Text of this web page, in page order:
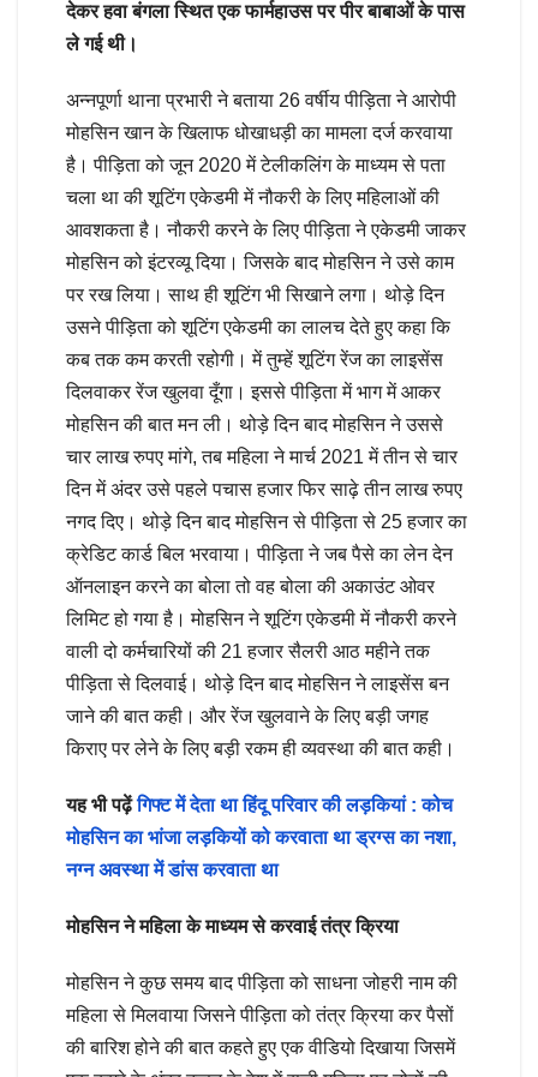
देकर हवा बंगला स्थित एक फार्महाउस पर पीर बाबाओं के पास
ले गई थी।
अन्नपूर्णा थाना प्रभारी ने बताया 26 वर्षीय पीड़िता ने आरोपी
मोहसिन खान के खिलाफ धोखाधड़ी का मामला दर्ज करवाया
है। पीड़िता को जून 2020 में टेलीकलिंग के माध्यम से पता
चला था की शूटिंग एकेडमी में नौकरी के लिए महिलाओं की
आवशकता है। नौकरी करने के लिए पीड़िता ने एकेडमी जाकर
मोहसिन को इंटरव्यू दिया। जिसके बाद मोहसिन ने उसे काम
पर रख लिया। साथ ही शूटिंग भी सिखाने लगा। थोड़े दिन
उसने पीड़िता को शूटिंग एकेडमी का लालच देते हुए कहा कि
कब तक कम करती रहोगी। में तुम्हें शूटिंग रेंज का लाइसेंस
दिलवाकर रेंज खुलवा दूँगा। इससे पीड़िता में भाग में आकर
मोहसिन की बात मन ली। थोड़े दिन बाद मोहसिन ने उससे
चार लाख रुपए मांगे, तब महिला ने मार्च 2021 में तीन से चार
दिन में अंदर उसे पहले पचास हजार फिर साढ़े तीन लाख रुपए
नगद दिए। थोड़े दिन बाद मोहसिन से पीड़िता से 25 हजार का
क्रेडिट कार्ड बिल भरवाया। पीड़िता ने जब पैसे का लेन देन
ऑनलाइन करने का बोला तो वह बोला की अकाउंट ओवर
लिमिट हो गया है। मोहसिन ने शूटिंग एकेडमी में नौकरी करने
वाली दो कर्मचारियों की 21 हजार सैलरी आठ महीने तक
पीड़िता से दिलवाई। थोड़े दिन बाद मोहसिन ने लाइसेंस बन
जाने की बात कही। और रेंज खुलवाने के लिए बड़ी जगह
किराए पर लेने के लिए बड़ी रकम ही व्यवस्था की बात कही।
यह भी पढ़ेंगिफ्ट में देता था हिंदू परिवार की लड़कियां : कोच
मोहसिन का भांजा लड़कियों को करवाता था ड्रग्स का नशा,
नग्न अवस्था में डांस करवाता था
मोहसिन ने महिला के माध्यम से करवाई तंत्र क्रिया
मोहसिन ने कुछ समय बाद पीड़िता को साधना जोहरी नाम की
महिला से मिलवाया जिसने पीड़िता को तंत्र क्रिया कर पैसों
की बारिश होने की बात कहते हुए एक वीडियो दिखाया जिसमें